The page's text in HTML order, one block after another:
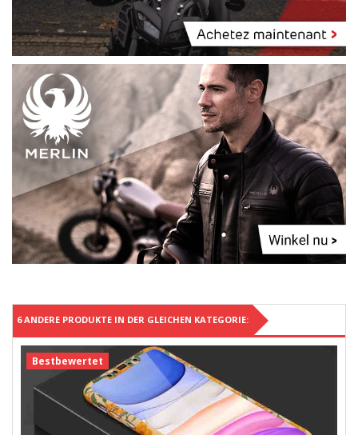
6 ANDERE PRODUKTE IN DER GLEICHEN KATEGORIE:
Bestbewertet